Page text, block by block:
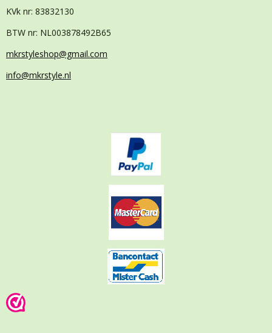
KVk nr: 83832130
BTW nr: NL003878492B65
mkrstyleshop@gmail.com
info@mkrstyle.nl